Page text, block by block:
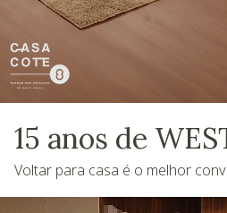
15 anos de
Voltar para casa é o melhor